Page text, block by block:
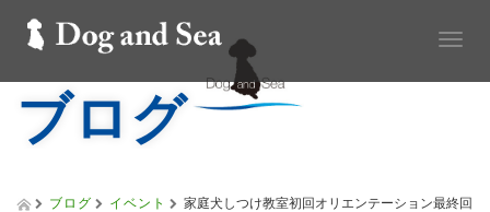
T
g
a
ブログ
ブログ イベント 家庭犬しつけ教室初回オリエンテーション最終回